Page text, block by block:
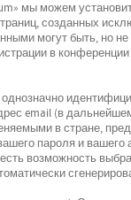
мы можем
созданных
могут быть, но
в
email (в
в стране,
пароля и
возможность